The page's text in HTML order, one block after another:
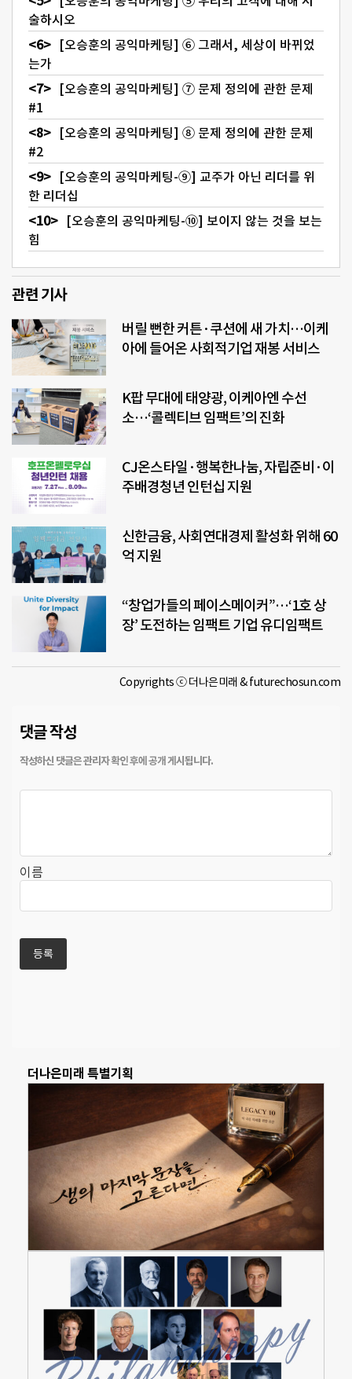
술하시오
[오승훈의 공익마케팅] ⑥ 그래서, 세상이 바뀌었
는가
[오승훈의 공익마케팅] ⑦ 문제 정의에 관한 문제
#1
[오승훈의 공익마케팅] ⑧ 문제 정의에 관한 문제
#2
[오승훈의 공익마케팅-⑨] 교주가 아닌 리더를 위
한 리더십
[오승훈의 공익마케팅-⑩] 보이지 않는 것을 보는
힘
관련 기사
버릴 뻔한 커튼·쿠션에 새 가치…이케
아에 들어온 사회적기업 재봉 서비스
K팝 무대에 태양광, 이케아엔 수선
소…‘콜렉티브 임팩트’의 진화
CJ온스타일·행복한나눔, 자립준비·이
주배경청년 인턴십 지원
신한금융, 사회연대경제 활성화 위해 60
억 지원
“창업가들의 페이스메이커”…‘1호 상
장’ 도전하는 임팩트 기업 유디임팩트
Copyrights ⓒ 더나은미래 & futurechosun.com
댓글 작성
이름
더나은미래 특별기획